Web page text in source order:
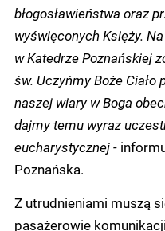
błogosławieństwa oraz
wyświęconych Księży.
w Katedrze Poznańskiej
św. Uczyńmy Boże
naszej wiary w Boga
dajmy temu wyraz
eucharystycznej -
Poznańska.
Z utrudnieniami muszą
pasażerowie